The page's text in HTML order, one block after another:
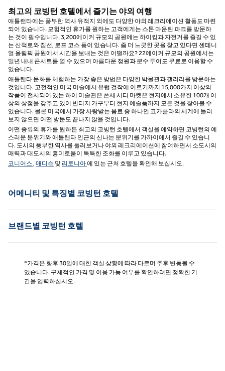
최고의 코빙턴 호텔에서 즐기는 야외 여행
애틀랜타에는 풍부한 역사 유적지 외에도 다양한 야외 레크리에이션 활동도 마련
되어 있습니다. 모험적인 휴가를 원하는 고객에게는 스톤 마운틴 파크를 방문하
는 것이 필수입니다. 3,200에이커 규모의 공원에는 하이킹과 자전거를 즐길 수 있
는 산책로와 집선, 로프 코스 등이 있습니다. 좀 더 느긋한 곳을 찾고 있다면 센테니
얼 올림픽 공원에서 시간을 보내는 것은 어떨까요? 22에이커 규모의 공원에서는
일년 내내 콘서트를 열 수 있으며 아름다운 정원과 분수 투어도 무료로 이용할 수
있습니다.
애틀랜타 문화를 체험하는 가장 좋은 방법은 다양한 박물관과 갤러리를 방문하는
것입니다. 고전적인 미국 미술에서 유럽 걸작에 이르기까지 15,000가지 이상의
작품이 전시되어 있는 하이 미술관은 폰세 시티 마켓은 현지에서 소유한 100개 이
상의 상점을 갖추고 있어 빈티지 가구부터 현지 예술품까지 모든 것을 찾아볼 수
있습니다. 물론 미국에서 가장 사랑받는 음료 중 하나인 코카콜라의 세계에 들러
보지 않으면 어떤 방문도 끝나지 않을 것입니다.
어떤 종류의 휴가를 원하든 최고의 코빙턴 호텔에서 객실을 예약하면 코빙턴의 예
스러운 분위기와 애틀랜타 인근의 신나는 분위기를 가까이에서 즐길 수 있습니
다. 도시의 풍부한 역사를 둘러보거나 야외 레크리에이션에 참여하면서 소도시의
매력과 대도시의 흥미로움이 독특한 조화를 이루고 있습니다.
코니어스 , 매디슨 및 리토니아에 있는 근처 호텔을 확인해 보십시오.
어메니티 및 특징별 코빙턴 호텔
브랜드별 코빙턴 호텔
*가격은 향후 30일에 대한 객실 상황에 따라 다르며 추후 변동될 수
있습니다. 구체적인 가격 및 이용 가능 여부를 확인하려면 정확한 기
간을 입력하십시오.